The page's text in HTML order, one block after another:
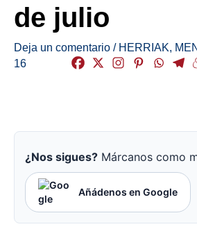
de julio
Deja un comentario / HERRIAK,
16
¿Nos sigues? Márcanos como
Añádenos en Google